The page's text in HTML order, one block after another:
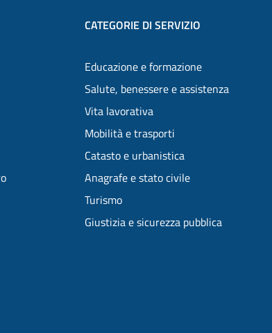
CATEGORIE DI SERVIZIO
Educazione e formazione
Salute, benessere e assistenza
Vita lavorativa
Mobilità e trasporti
Catasto e urbanistica
Anagrafe e stato civile
Turismo
Giustizia e sicurezza pubblica